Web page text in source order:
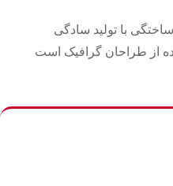
با تولید سادگی
از طراحان گرافیک است